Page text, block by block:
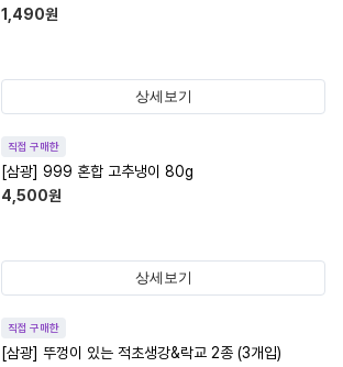
1,490원
상세보기
직접 구매한
[삼광] 999 혼합 고추냉이 80g
4,500원
상세보기
직접 구매한
[삼광] 뚜껑이 있는 적초생강&락교 2종 (3개입)